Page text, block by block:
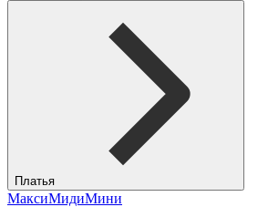
Платья
МаксиМидиМини